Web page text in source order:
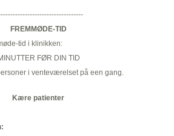
FREMMØDE-TID
tid i klinikken:
FØR DIN TID
i venteværelset på een gang.
Kære patienter